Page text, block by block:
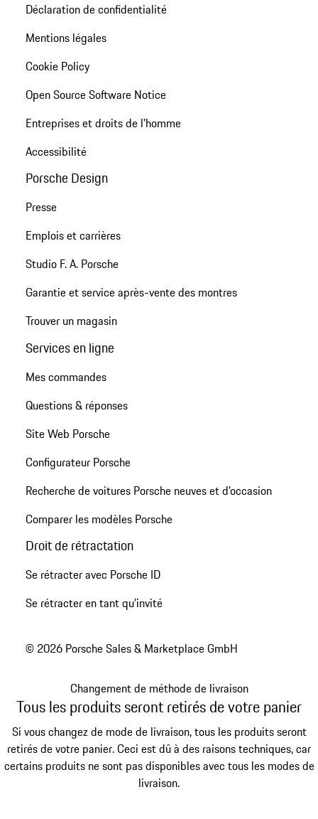
Déclaration de confidentialité
Mentions légales
Cookie Policy
Open Source Software Notice
Entreprises et droits de l'homme
Accessibilité
Porsche Design
Presse
Emplois et carrières
Studio F. A. Porsche
Garantie et service après-vente des montres
Trouver un magasin
Services en ligne
Mes commandes
Questions & réponses
Site Web Porsche
Configurateur Porsche
Recherche de voitures Porsche neuves et d'occasion
Comparer les modèles Porsche
Droit de rétractation
Se rétracter avec Porsche ID
Se rétracter en tant qu’invité
© 2026 Porsche Sales & Marketplace GmbH
Changement de méthode de livraison
Tous les produits seront retirés de votre panier
Si vous changez de mode de livraison, tous les produits seront
retirés de votre panier. Ceci est dû à des raisons techniques, car
certains produits ne sont pas disponibles avec tous les modes de
livraison.